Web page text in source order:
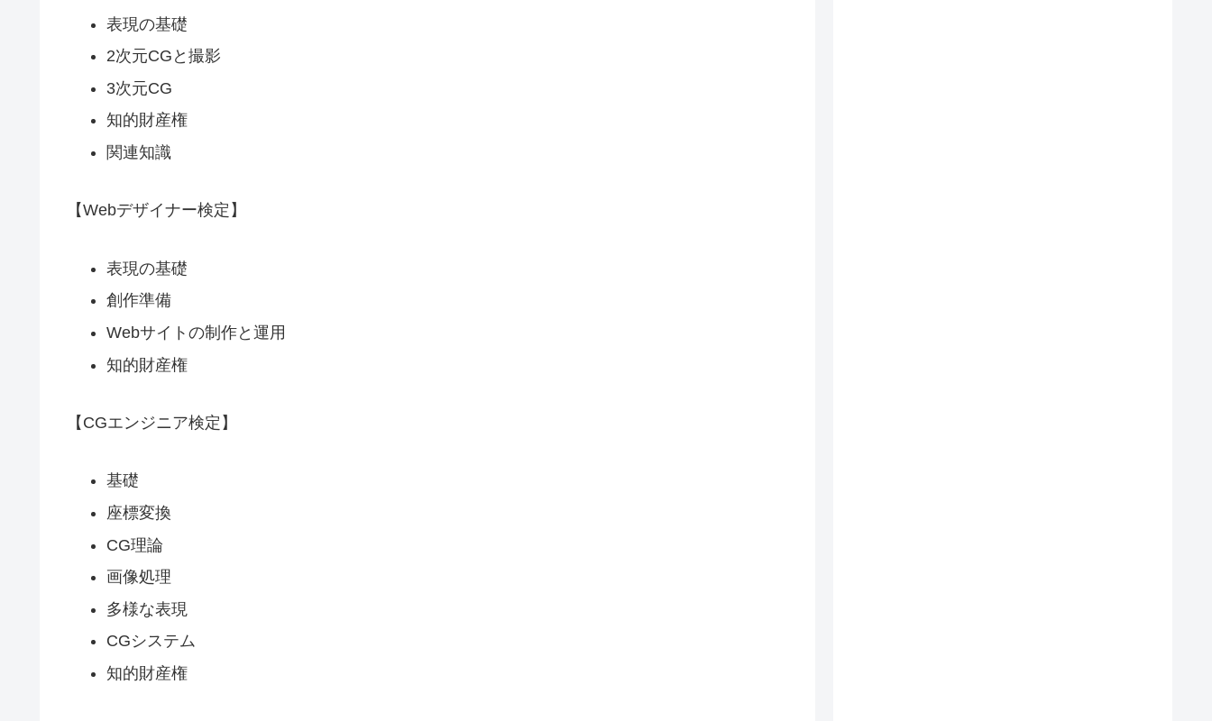
表現の基礎
2次元CGと撮影
3次元CG
知的財産権
関連知識
【Webデザイナー検定】
表現の基礎
創作準備
Webサイトの制作と運用
知的財産権
【CGエンジニア検定】
基礎
座標変換
CG理論
画像処理
多様な表現
CGシステム
知的財産権